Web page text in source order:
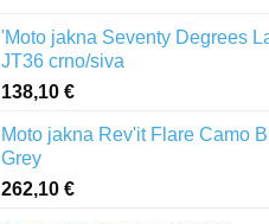
'Moto jakna Seventy Degrees
JT36 crno/siva
138,10 €
Moto jakna Rev'it Flare Camo
Grey
262,10 €